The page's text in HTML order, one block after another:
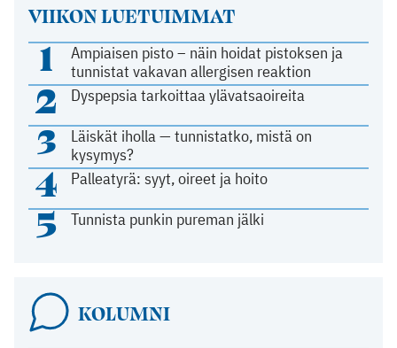
VIIKON LUETUIMMAT
1
Ampiaisen pisto – näin hoidat pistoksen ja
tunnistat vakavan allergisen reaktion
2 Dyspepsia tarkoittaa ylävatsaoireita
3
Läiskät iholla — tunnistatko, mistä on
kysymys?
4 Palleatyrä: syyt, oireet ja hoito
5 Tunnista punkin pureman jälki
KOLUMNI